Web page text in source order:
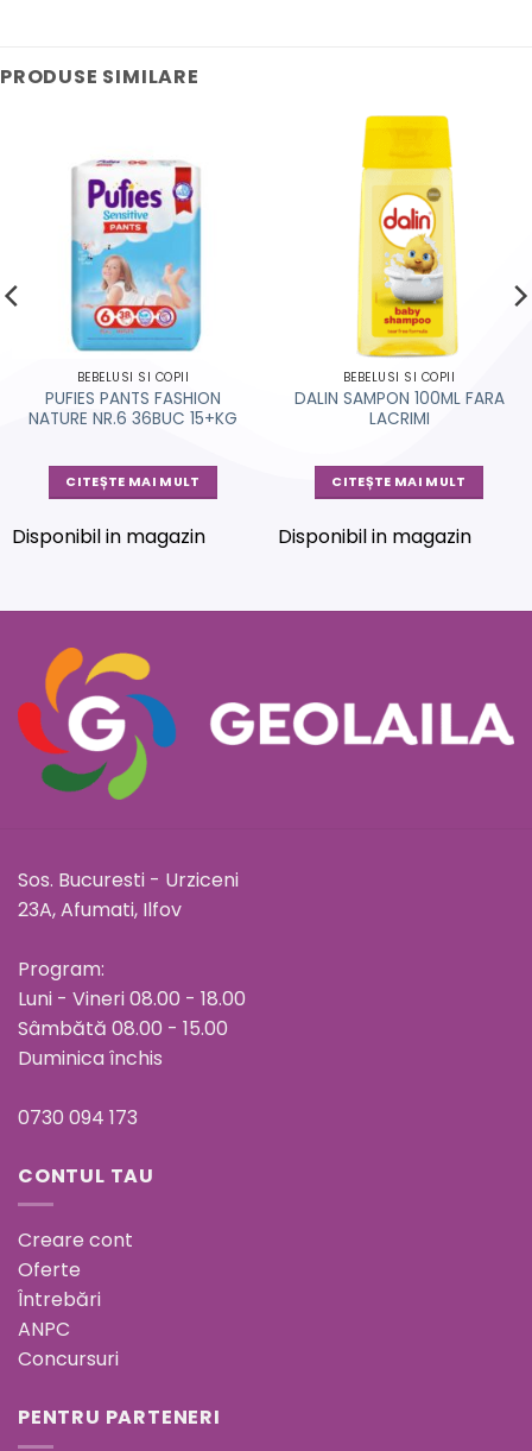
PRODUSE SIMILARE
BEBELUSI SI COPII
PUFIES PANTS FASHION
NATURE NR.6 36BUC 15+KG
CITEȘTE MAI MULT
Disponibil in magazin
BEBELUSI SI COPII
DALIN SAMPON 100ML FARA
LACRIMI
CITEȘTE MAI MULT
Disponibil in magazin
Sos. Bucuresti - Urziceni
23A, Afumati, Ilfov
Program:
Luni - Vineri 08.00 - 18.00
Sâmbătă 08.00 - 15.00
Duminica închis
0730 094 173
CONTUL TAU
Creare cont
Oferte
Întrebări
ANPC
Concursuri
PENTRU PARTENERI